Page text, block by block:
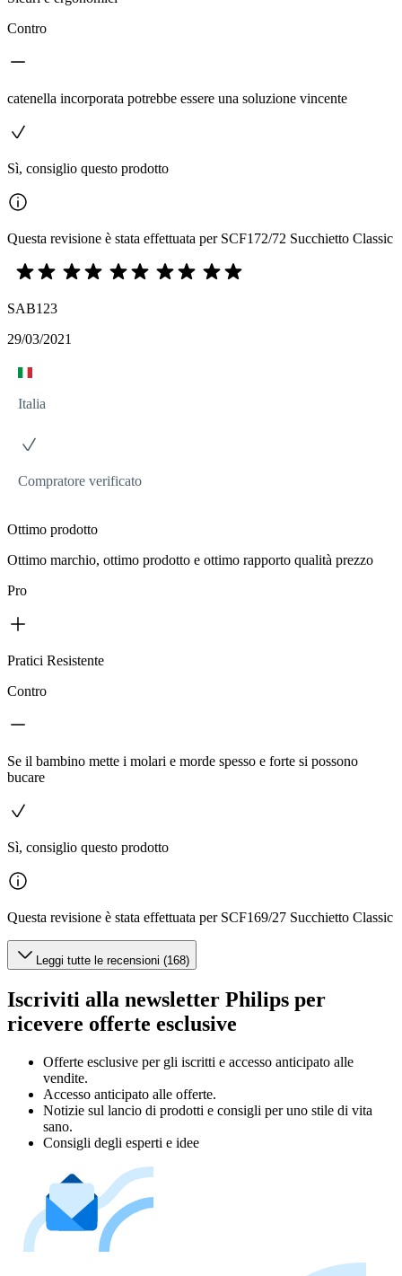
Contro
catenella incorporata potrebbe essere una soluzione vincente
Sì, consiglio questo prodotto
Questa revisione è stata effettuata per SCF172/72 Succhietto Classic
SAB123
29/03/2021
Italia
Compratore verificato
Ottimo prodotto
Ottimo marchio, ottimo prodotto e ottimo rapporto qualità prezzo
Pro
Pratici Resistente
Contro
Se il bambino mette i molari e morde spesso e forte si possono
bucare
Sì, consiglio questo prodotto
Questa revisione è stata effettuata per SCF169/27 Succhietto Classic
Leggi tutte le recensioni (168)
Iscriviti alla newsletter Philips per
ricevere offerte esclusive
Offerte esclusive per gli iscritti e accesso anticipato alle
vendite.
Accesso anticipato alle offerte.
Notizie sul lancio di prodotti e consigli per uno stile di vita
sano.
Consigli degli esperti e idee